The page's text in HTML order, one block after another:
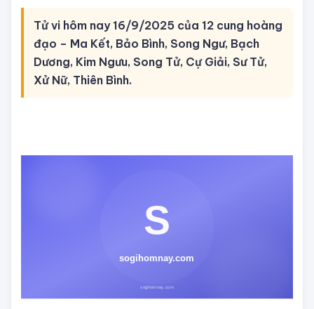
Tử vi hôm nay 16/9/2025 của 12 cung hoàng
đạo – Ma Kết, Bảo Bình, Song Ngư, Bạch
Dương, Kim Ngưu, Song Tử, Cự Giải, Sư Tử,